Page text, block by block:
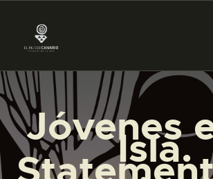
Jóvenes
Isla.
PREPARAR LA VISITA
ACTIVIDADES